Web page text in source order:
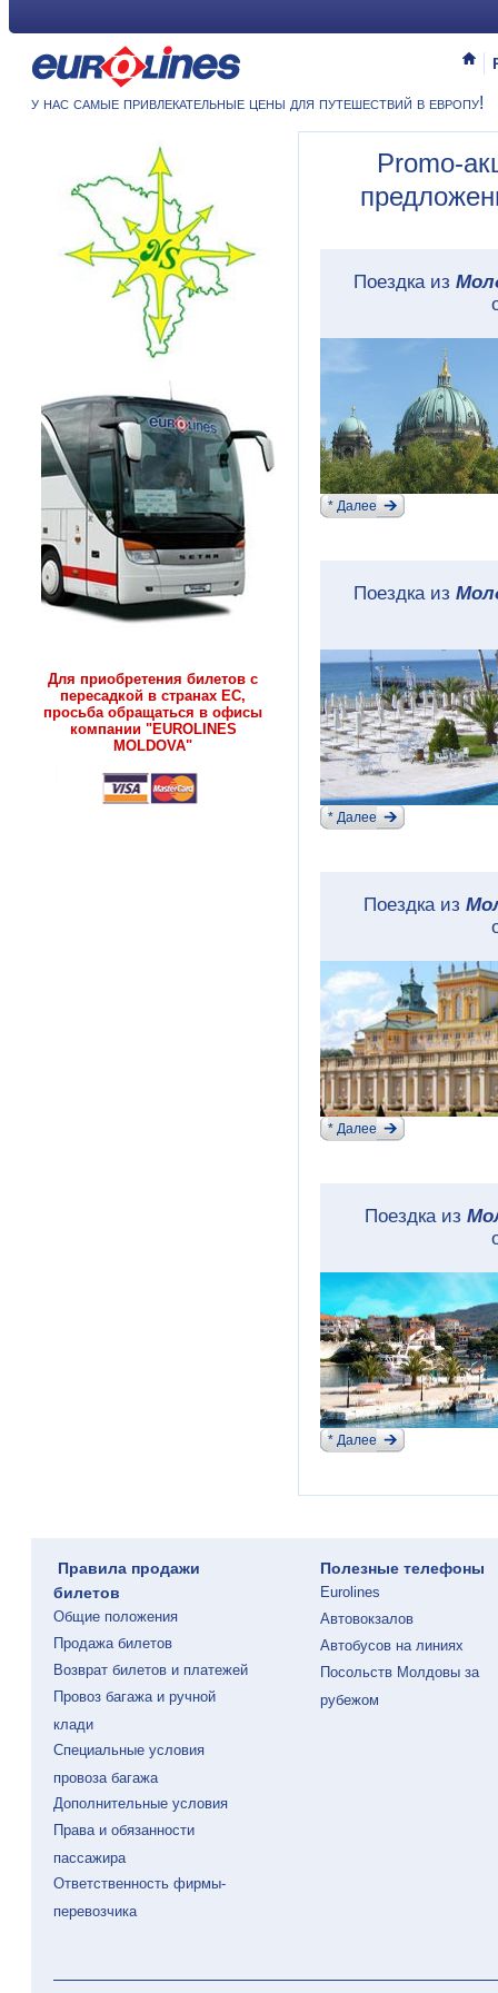
у нас самые привлекательные цены для путешествий в европу!
Для приобретения билетов с
пересадкой в странах ЕС,
просьба обращаться в офисы
компании "EUROLINES
MOLDOVA"
Promo-
Поездка из
* Далее
Поездка из
* Далее
Поездка из
* Далее
Поездка из
* Далее
Правила продажи
билетов
Общие положения
Продажа билетов
Возврат билетов и платежей
Провоз багажа и ручной
клади
Специальные условия
провоза багажа
Дополнительные условия
Права и обязанности
пассажира
Ответственность фирмы-
перевозчика
Полезные телефоны
Eurolines
Автовокзалов
Автобусов на линиях
Посольств Молдовы за
рубежом